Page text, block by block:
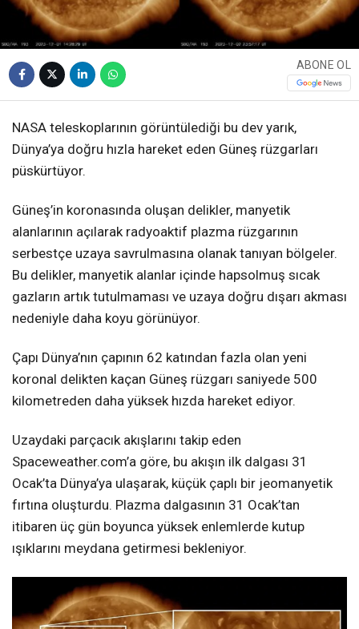
ABONE OL
NASA teleskoplarının görüntülediği bu dev yarık,
Dünya’ya doğru hızla hareket eden Güneş rüzgarları
püskürtüyor.
Güneş’in koronasında oluşan delikler, manyetik
alanlarının açılarak radyoaktif plazma rüzgarının
serbestçe uzaya savrulmasına olanak tanıyan bölgeler.
Bu delikler, manyetik alanlar içinde hapsolmuş sıcak
gazların artık tutulmaması ve uzaya doğru dışarı akması
nedeniyle daha koyu görünüyor.
Çapı Dünya’nın çapının 62 katından fazla olan yeni
koronal delikten kaçan Güneş rüzgarı saniyede 500
kilometreden daha yüksek hızda hareket ediyor.
Uzaydaki parçacık akışlarını takip eden
Spaceweather.com’a göre, bu akışın ilk dalgası 31
Ocak’ta Dünya’ya ulaşarak, küçük çaplı bir jeomanyetik
fırtına oluşturdu. Plazma dalgasının 31 Ocak’tan
itibaren üç gün boyunca yüksek enlemlerde kutup
ışıklarını meydana getirmesi bekleniyor.